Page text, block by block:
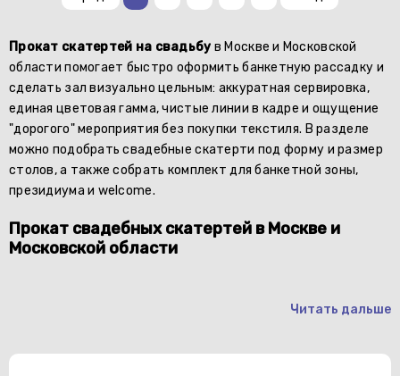
Прокат скатертей на свадьбу в Москве и Московской
области помогает быстро оформить банкетную рассадку и
сделать зал визуально цельным: аккуратная сервировка,
единая цветовая гамма, чистые линии в кадре и ощущение
"дорогого" мероприятия без покупки текстиля. В разделе
можно подобрать свадебные скатерти под форму и размер
столов, а также собрать комплект для банкетной зоны,
президиума и welcome.
Прокат свадебных скатертей в Москве и
Московской области
Читать дальше